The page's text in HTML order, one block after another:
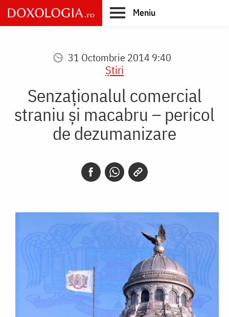
Skip
to
main
Meniu
31 Octombrie 2014 9:40
Știri
Senzaţionalul comercial
straniu şi macabru – pericol
de dezumanizare